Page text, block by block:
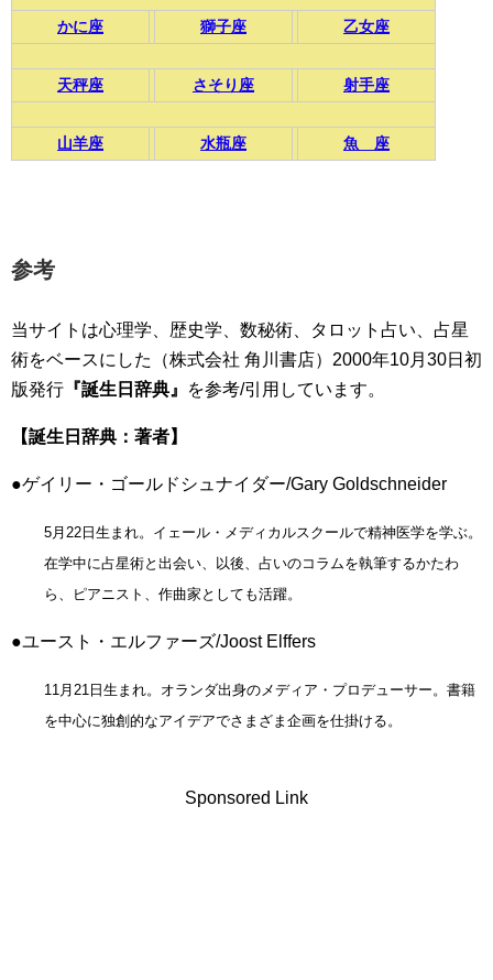
かに座 獅子座 乙女座
天秤座 さそり座 射手座
山羊座 水瓶座 魚 座
参考
当サイトは心理学、歴史学、数秘術、タロット占い、占星
術をベースにした（株式会社 角川書店）2000年10月30日初
版発行 『誕生日辞典』 を参考/引用しています。
【誕生日辞典：著者】
●ゲイリー・ゴールドシュナイダー/Gary Goldschneider
5月22日生まれ。イェール・メディカルスクールで精神医学を学ぶ。
在学中に占星術と出会い、以後、占いのコラムを執筆するかたわ
ら、ピアニスト、作曲家としても活躍。
●ユースト・エルファーズ/Joost Elffers
11月21日生まれ。オランダ出身のメディア・プロデューサー。書籍
を中心に独創的なアイデアでさまざま企画を仕掛ける。
Sponsored Link